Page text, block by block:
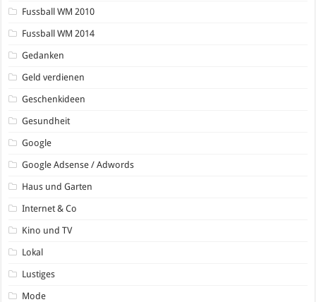
Fussball WM 2010
Fussball WM 2014
Gedanken
Geld verdienen
Geschenkideen
Gesundheit
Google
Google Adsense / Adwords
Haus und Garten
Internet & Co
Kino und TV
Lokal
Lustiges
Mode